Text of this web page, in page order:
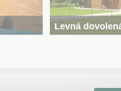
Levná